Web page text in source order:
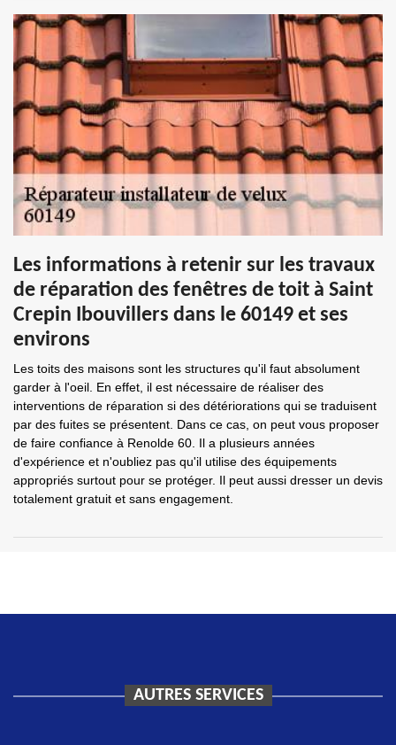
Les informations à retenir sur les travaux
de réparation des fenêtres de toit à Saint
Crepin Ibouvillers dans le 60149 et ses
environs
Les toits des maisons sont les structures qu'il faut absolument
garder à l'oeil. En effet, il est nécessaire de réaliser des
interventions de réparation si des détériorations qui se traduisent
par des fuites se présentent. Dans ce cas, on peut vous proposer
de faire confiance à Renolde 60. Il a plusieurs années
d'expérience et n'oubliez pas qu'il utilise des équipements
appropriés surtout pour se protéger. Il peut aussi dresser un devis
totalement gratuit et sans engagement.
AUTRES SERVICES